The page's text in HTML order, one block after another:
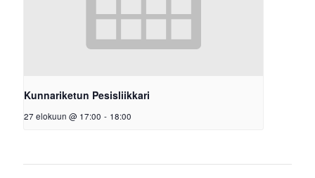
Kunnariketun Pesisliikkari
27 elokuun @ 17:00 - 18:00